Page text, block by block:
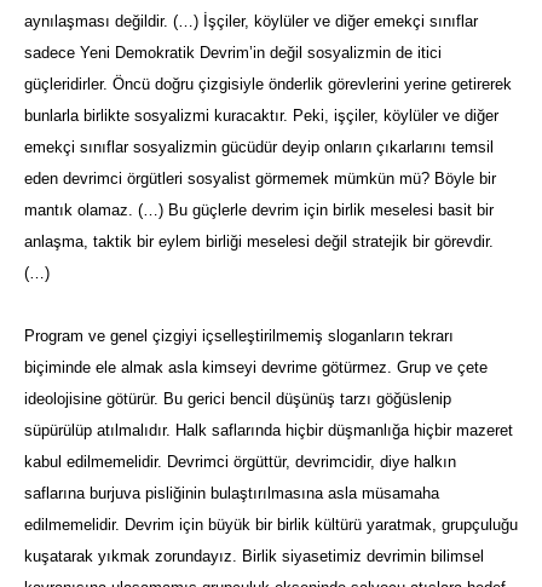
aynılaşması değildir. (…) İşçiler, köylüler ve diğer emekçi sınıflar
sadece Yeni Demokratik Devrim’in değil sosyalizmin de itici
güçleridirler. Öncü doğru çizgisiyle önderlik görevlerini yerine getirerek
bunlarla birlikte sosyalizmi kuracaktır. Peki, işçiler, köylüler ve diğer
emekçi sınıflar sosyalizmin gücüdür deyip onların çıkarlarını temsil
eden devrimci örgütleri sosyalist görmemek mümkün mü? Böyle bir
mantık olamaz. (…) Bu güçlerle devrim için birlik meselesi basit bir
anlaşma, taktik bir eylem birliği meselesi değil stratejik bir görevdir.
(…)
Program ve genel çizgiyi içselleştirilmemiş sloganların tekrarı
biçiminde ele almak asla kimseyi devrime götürmez. Grup ve çete
ideolojisine götürür. Bu gerici bencil düşünüş tarzı göğüslenip
süpürülüp atılmalıdır. Halk saflarında hiçbir düşmanlığa hiçbir mazeret
kabul edilmemelidir. Devrimci örgüttür, devrimcidir, diye halkın
saflarına burjuva pisliğinin bulaştırılmasına asla müsamaha
edilmemelidir. Devrim için büyük bir birlik kültürü yaratmak, grupçuluğu
kuşatarak yıkmak zorundayız. Birlik siyasetimiz devrimin bilimsel